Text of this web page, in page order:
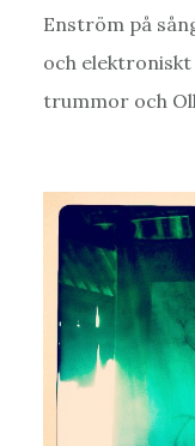
Enström på
och elektroniskt
trummor och